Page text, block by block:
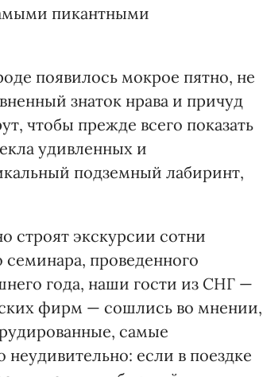
пикантными
появилось мокрое пятно, не
знаток нрава и причуд
чтобы прежде всего показать
удивленных и
подземный лабиринт,
строят экскурсии сотни
проведенного
года, наши гости из СНГ —
фирм — сошлись во мнении,
самые
если в поездке